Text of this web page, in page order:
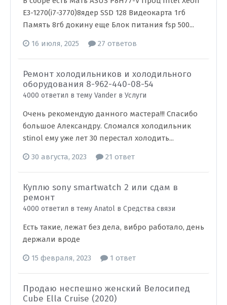
E3-1270(i7-3770)8ядер SSD 128 Видеокарта 1гб
Память 8гб докину еще Блок питания fsp 500...
16 июля, 2025 27 ответов
Ремонт холодильников и холодильного
оборудования 8-962-440-08-54
4000 ответил в тему Vander в Услуги
Очень рекомендую данного мастера!!! Спасибо
большое Александру. Сломался холодильник
stinol ему уже лет 30 перестал холодить...
30 августа, 2023 21 ответ
Куплю sony smartwatch 2 или сдам в
ремонт
4000 ответил в тему Anatol в Средства связи
Есть такие, лежат без дела, вибро работало, день
держали вроде
15 февраля, 2023 1 ответ
Продаю неспешно женский Велосипед
Cube Ella Cruise (2020)